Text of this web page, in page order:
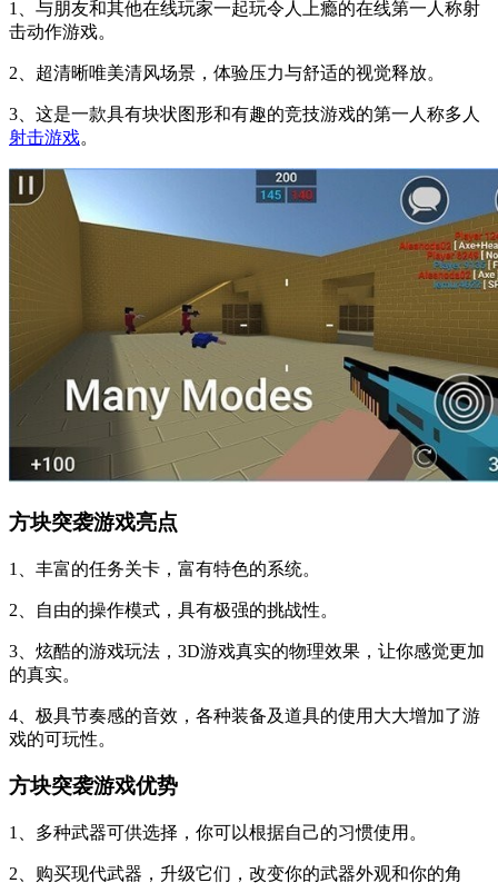
1、与朋友和其他在线玩家一起玩令人上瘾的在线第一人称射
击动作游戏。
2、超清晰唯美清风场景，体验压力与舒适的视觉释放。
3、这是一款具有块状图形和有趣的竞技游戏的第一人称多人
射击游戏。
方块突袭游戏亮点
1、丰富的任务关卡，富有特色的系统。
2、自由的操作模式，具有极强的挑战性。
3、炫酷的游戏玩法，3D游戏真实的物理效果，让你感觉更加
的真实。
4、极具节奏感的音效，各种装备及道具的使用大大增加了游
戏的可玩性。
方块突袭游戏优势
1、多种武器可供选择，你可以根据自己的习惯使用。
2、购买现代武器，升级它们，改变你的武器外观和你的角